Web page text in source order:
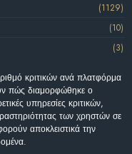
(1129)
(10)
(3)
κριτικών ανά πλατφόρμα
πώς διαμορφώθηκε ο
υπηρεσίες κριτικών,
των χρηστών σε
αποκλειστικά την